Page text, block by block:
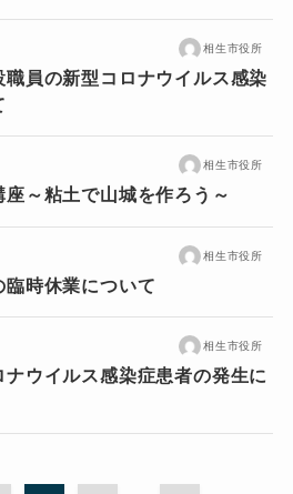
相生市役所
員の新型コロナウイルス感染
相生市役所
～粘土で山城を作ろう～
相生市役所
時休業について
相生市役所
ウイルス感染症患者の発生に